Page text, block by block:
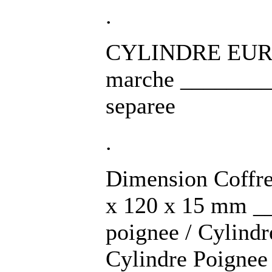
.
CYLINDRE
marche
separee
.
Dimension
x 120 x 15 mm
poignee /
Cylindre